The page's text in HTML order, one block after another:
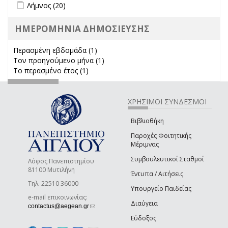
Apply Λήμνος filter
Λήμνος (20)
ΗΜΕΡΟΜΗΝΙΑ ΔΗΜΟΣΙΕΥΣΗΣ
Περασμένη εβδομάδα (1)
Τον προηγούμενο μήνα (1)
Το περασμένο έτος (1)
Λόφος Πανεπιστημίου
81100 Μυτιλήνη
Τηλ. 22510 36000
e-mail επικοινωνίας:
contactus@aegean.gr(link sends e-mail)
ΧΡΗΣΙΜΟΙ ΣΥΝΔΕΣΜΟΙ
Βιβλιοθήκη
Παροχές Φοιτητικής
Μέριμνας
Συμβουλευτικοί Σταθμοί
Έντυπα / Αιτήσεις
Υπουργείο Παιδείας
Διαύγεια
Εύδοξος